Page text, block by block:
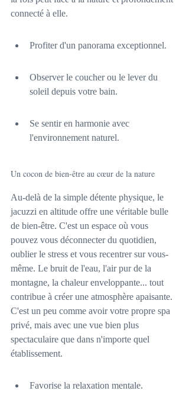
connecté à elle.
Profiter d'un panorama exceptionnel.
Observer le coucher ou le lever du
soleil depuis votre bain.
Se sentir en harmonie avec
l'environnement naturel.
Un cocon de bien-être au cœur de la nature
Au-delà de la simple détente physique, le
jacuzzi en altitude offre une véritable bulle
de bien-être. C'est un espace où vous
pouvez vous déconnecter du quotidien,
oublier le stress et vous recentrer sur vous-
même. Le bruit de l'eau, l'air pur de la
montagne, la chaleur enveloppante... tout
contribue à créer une atmosphère apaisante.
C'est un peu comme avoir votre propre spa
privé, mais avec une vue bien plus
spectaculaire que dans n'importe quel
établissement.
Favorise la relaxation mentale.